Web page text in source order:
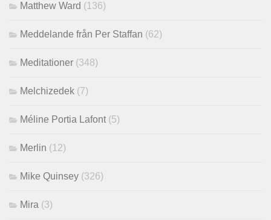
Matthew Ward (136)
Meddelande från Per Staffan (62)
Meditationer (348)
Melchizedek (7)
Méline Portia Lafont (5)
Merlin (12)
Mike Quinsey (326)
Mira (3)